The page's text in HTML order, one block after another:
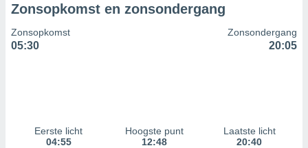
Zonsopkomst en zonsondergang
Zonsopkomst
05:30
Zonsondergang
20:05
Eerste licht
04:55
Hoogste punt
12:48
Laatste licht
20:40